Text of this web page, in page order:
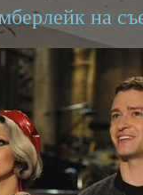
на